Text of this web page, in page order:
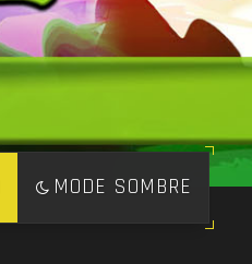
MODE SOMBRE